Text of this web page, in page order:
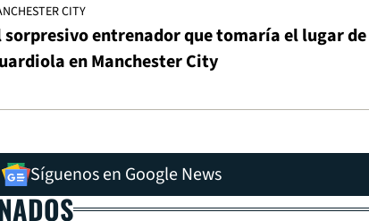
CITY
sorpresivo entrenador que tomaría el lugar de
en Manchester City
Síguenos en Google News